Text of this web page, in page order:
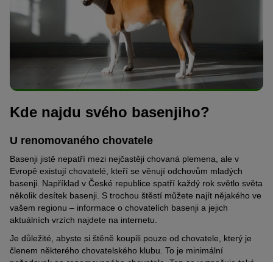
Kde najdu svého basenjiho?
U renomovaného chovatele
Basenji jistě nepatří mezi nejčastěji chovaná plemena, ale v
Evropě existují chovatelé, kteří se věnují odchovům mladých
basenji. Například v České republice spatří každý rok světlo světa
několik desítek basenji. S trochou štěstí můžete najít nějakého ve
vašem regionu – informace o chovatelích basenji a jejich
aktuálních vrzích najdete na internetu.
Je důležité, abyste si štěně koupili pouze od chovatele, který je
členem některého chovatelského klubu. To je minimální